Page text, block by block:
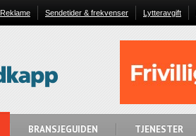
Reklame Sendetider & frekvenser Lytteravgift
BRANSJEGUIDEN TJENESTER